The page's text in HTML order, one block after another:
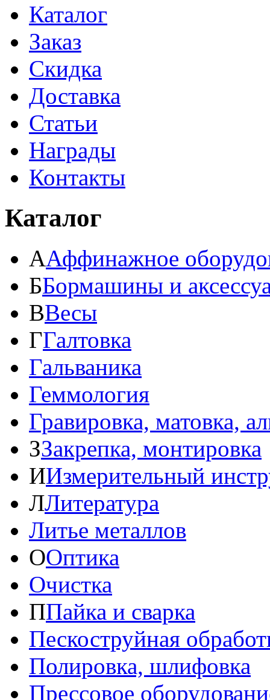
Каталог
Заказ
Скидка
Доставка
Статьи
Награды
Контакты
Каталог
ААффинажное
ББормашины и
ВВесы
ГГалтовка
Гальваника
Геммология
Гравировка, матовка,
ЗЗакрепка, монтировка
ИИзмерительный
ЛЛитература
Литье металлов
ООптика
Очистка
ППайка и сварка
Пескоструйная
Полировка, шлифовка
Прессовое